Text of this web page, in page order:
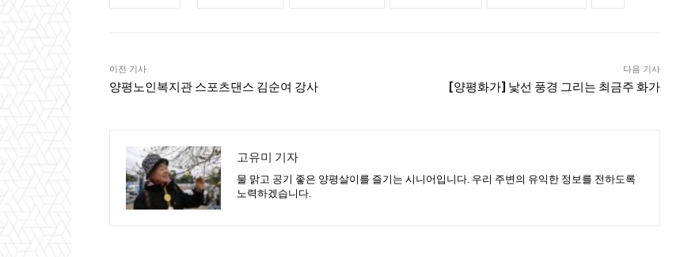
이전 기사
양평노인복지관 스포츠댄스 김순여 강사
다음 기사
[양평화가] 낯선 풍경 그리는 최금주 화가
고유미 기자
물 맑고 공기 좋은 양평살이를 즐기는 시니어입니다. 우리 주변의 유익한 정보를 전하도록
노력하겠습니다.